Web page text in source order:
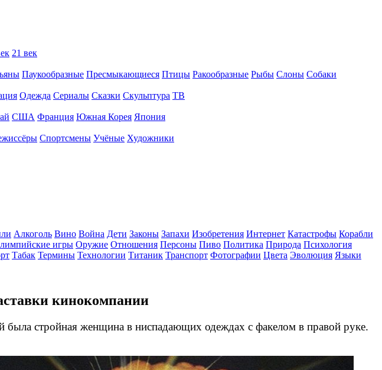
21 век
Паукообразные Пресмыкающиеся Птицы Ракообразные Рыбы Слоны Собаки
Одежда Сериалы Сказки Скульптура ТВ
США Франция Южная Корея Япония
Спортсмены Учёные Художники
Алкоголь Вино Война Дети Законы Запахи Изобретения Интернет Катастрофы Корабли
игры Оружие Отношения Персоны Пиво Политика Природа Психология
Табак Термины Технологии Титаник Транспорт Фотографии Цвета Эволюция Языки
кинокомпании
стройная женщина в ниспадающих одеждах с факелом в правой руке.